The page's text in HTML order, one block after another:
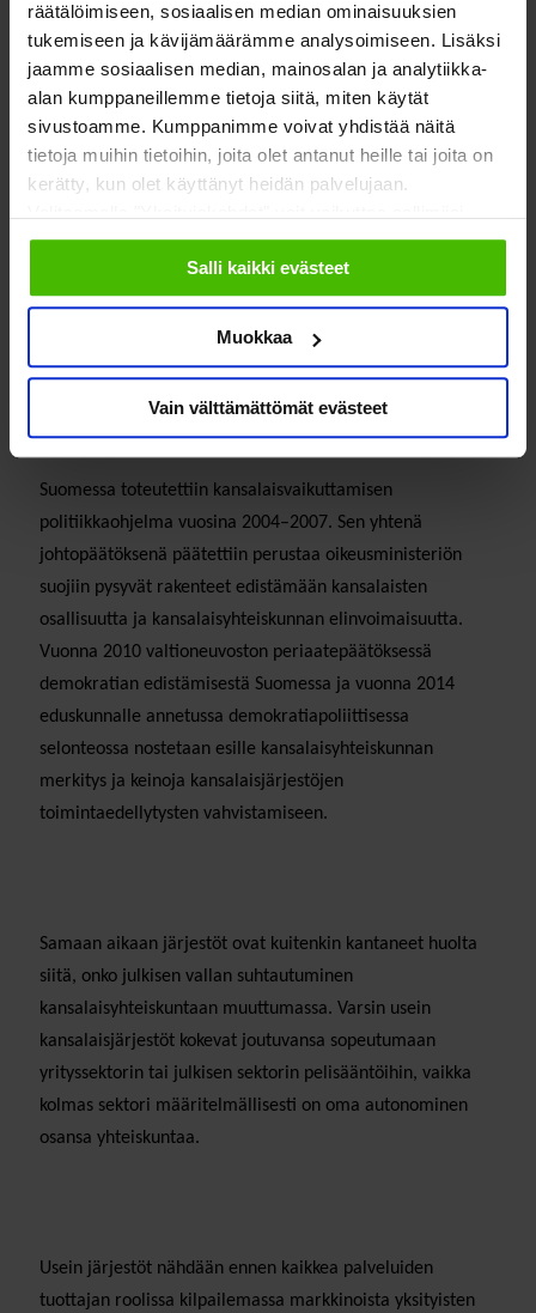
räätälöimiseen, sosiaalisen median ominaisuuksien
tukemiseen ja kävijämäärämme analysoimiseen. Lisäksi
jaamme sosiaalisen median, mainosalan ja analytiikka-
alan kumppaneillemme tietoja siitä, miten käytät
sivustoamme. Kumppanimme voivat yhdistää näitä
tietoja muihin tietoihin, joita olet antanut heille tai joita on
kerätty, kun olet käyttänyt heidän palvelujaan.
evästeisiin.
Salli kaikki evästeet
Muokkaa
Vain välttämättömät evästeet
sektorin puserruksessa
Suomessa, kuten muuallakin läntisessä maailmassa, on
tällä vuosituhannella herätty kantamaan huolta
elinvoimaisuudesta. Esimerkiksi äänestysaktiivisuuden
lasku on ollut yleislänsimainen trendi. Yhteisöllisyyden ja
sosiaalisen pääoman rapautumisella on nähty olevan
Suomessa toteutettiin kansalaisvaikuttamisen
politiikkaohjelma vuosina 2004–2007. Sen yhtenä
johtopäätöksenä päätettiin perustaa oikeusministeriön
suojiin pysyvät rakenteet edistämään kansalaisten
osallisuutta ja kansalaisyhteiskunnan elinvoimaisuutta.
Vuonna 2010 valtioneuvoston periaatepäätöksessä
demokratian edistämisestä Suomessa ja vuonna 2014
eduskunnalle annetussa demokratiapoliittisessa
selonteossa nostetaan esille kansalaisyhteiskunnan
merkitys ja keinoja kansalaisjärjestöjen
toimintaedellytysten vahvistamiseen.
Samaan aikaan järjestöt ovat kuitenkin kantaneet huolta
siitä, onko julkisen vallan suhtautuminen
kansalaisyhteiskuntaan muuttumassa. Varsin usein
kansalaisjärjestöt kokevat joutuvansa sopeutumaan
yrityssektorin tai julkisen sektorin pelisääntöihin, vaikka
kolmas sektori määritelmällisesti on oma autonominen
osansa yhteiskuntaa.
Usein järjestöt nähdään ennen kaikkea palveluiden
tuottajan roolissa kilpailemassa markkinoista yksityisten